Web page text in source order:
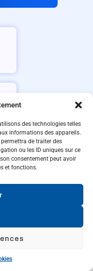
des technologies telles
informations des appareils.
de traiter des
ou les ID uniques sur ce
consentement peut avoir
et fonctions.
5